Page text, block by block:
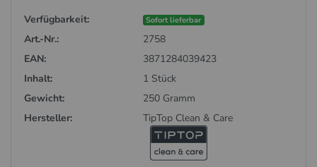
Verfügbarkeit: Sofort lieferbar
Art.-Nr.:
2758
EAN:
3871284039423
Inhalt:
1 Stück
Gewicht:
250 Gramm
Hersteller:
TipTop Clean & Care